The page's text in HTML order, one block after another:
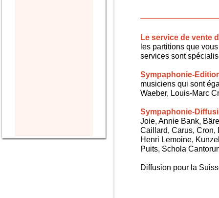
Le service de vente
les partitions que
services sont
Sympaphonie-
musiciens qui sont
Waeber, Louis-Marc
Sympaphonie-
Joie, Annie Bank,
Caillard, Carus, Cron,
Henri Lemoine,
Puits, Schola
Diffusion pour la